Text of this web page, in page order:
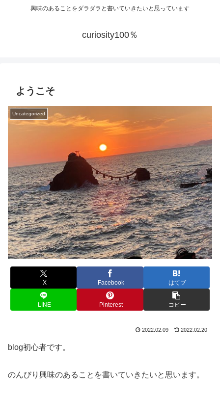
興味のあることをダラダラと書いていきたいと思っています
curiosity100％
ようこそ
Uncategorized
X Facebook はてブ
LINE Pinterest コピー
2022.02.09 2022.02.20
blog初心者です。
のんびり興味のあることを書いていきたいと思います。